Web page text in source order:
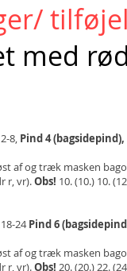
med
8, Pind 4 (bagsidepind),
af og træk masken
r, vr).Obs! 10. (10.) 10.
24Pind 6
af og træk masken
r, vr).Obs! 20. (20.) 22.